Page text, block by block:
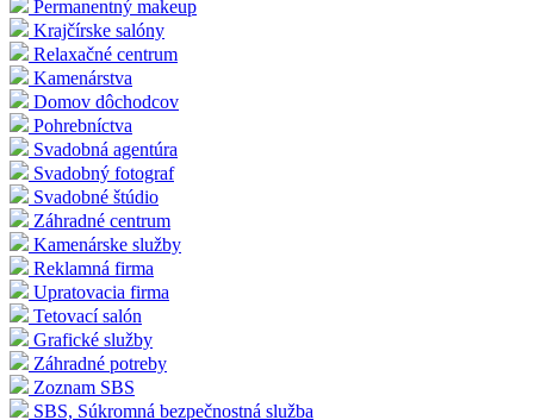
Permanentný makeup
Krajčírske salóny
Relaxačné centrum
Kamenárstva
Domov dôchodcov
Pohrebníctva
Svadobná agentúra
Svadobný fotograf
Svadobné štúdio
Záhradné centrum
Kamenárske služby
Reklamná firma
Upratovacia firma
Tetovací salón
Grafické služby
Záhradné potreby
Zoznam SBS
SBS, Súkromná bezpečnostná služba